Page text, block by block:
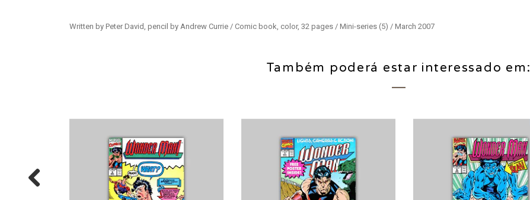
Written by Peter David, pencil by Andrew Currie / Comic book, color, 32 pages / Mini-series (5) / March 2007
Também poderá estar interessado em: